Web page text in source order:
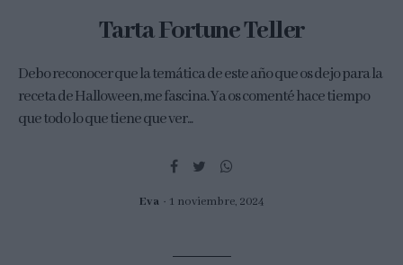
Tarta Fortune Teller
Debo reconocer que la temática de este año que os dejo para la
receta de Halloween, me fascina. Ya os comenté hace tiempo
que todo lo que tiene que ver...
Eva 1 noviembre, 2024